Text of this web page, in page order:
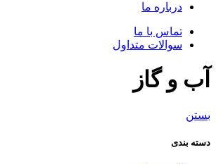
درباره ما
تماس با ما
سوالات متداول
آب و گاز
بستن
دسته بندی